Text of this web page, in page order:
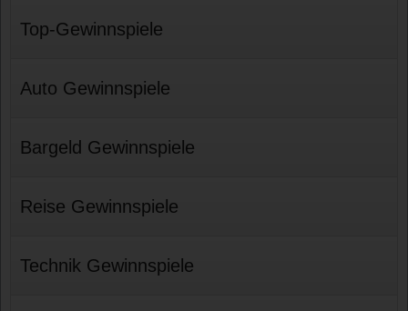
Top-Gewinnspiele
Auto Gewinnspiele
Bargeld Gewinnspiele
Reise Gewinnspiele
Technik Gewinnspiele